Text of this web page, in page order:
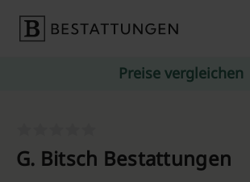
Preise vergleichen
G. Bitsch Bestattungen